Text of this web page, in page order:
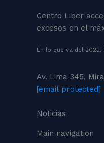
Centro Liber
excesos en el
En lo que va del
Av. Lima 345,
[email protected]
Noticias
Main navigation